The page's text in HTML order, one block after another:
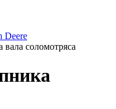
Deere
вала соломотряса